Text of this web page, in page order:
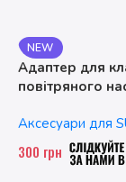
NEW
Адаптер для
повітряного
Аксесуари для
300 грн